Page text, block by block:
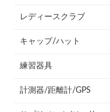
レディースクラブ
キャップ/ハット
練習器具
計測器/距離計/GPS